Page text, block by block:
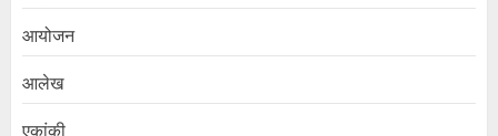
आयोजन
आलेख
एकांकी